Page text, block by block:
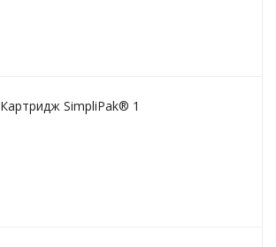
Картридж SimpliPak® 1